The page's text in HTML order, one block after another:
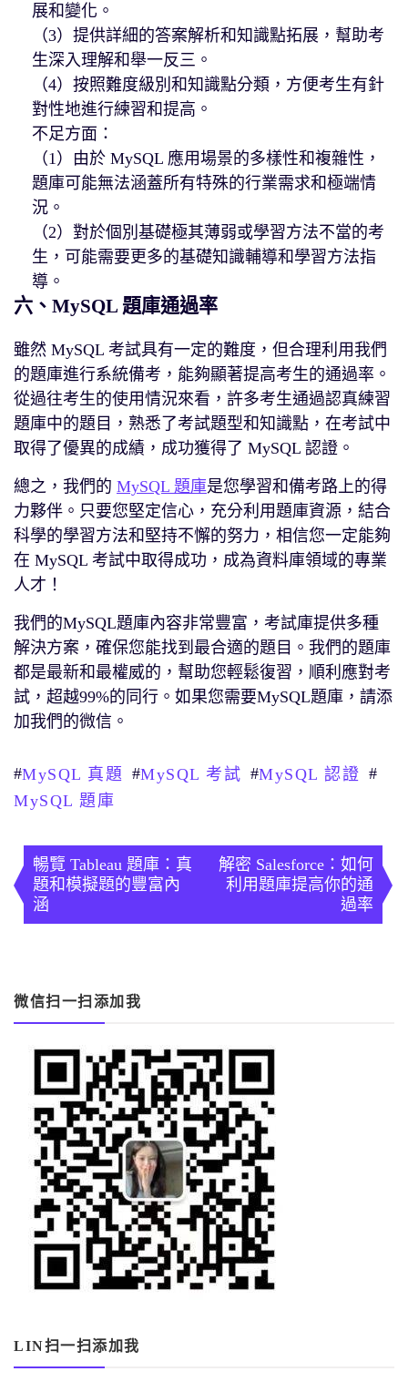
展和變化。
（3）提供詳細的答案解析和知識點拓展，幫助考
生深入理解和舉一反三。
（4）按照難度級別和知識點分類，方便考生有針
對性地進行練習和提高。
不足方面：
（1）由於 MySQL 應用場景的多樣性和複雜性，
題庫可能無法涵蓋所有特殊的行業需求和極端情
況。
（2）對於個別基礎極其薄弱或學習方法不當的考
生，可能需要更多的基礎知識輔導和學習方法指
導。
六、MySQL 題庫通過率
雖然 MySQL 考試具有一定的難度，但合理利用我們
的題庫進行系統備考，能夠顯著提高考生的通過率。
從過往考生的使用情況來看，許多考生通過認真練習
題庫中的題目，熟悉了考試題型和知識點，在考試中
取得了優異的成績，成功獲得了 MySQL 認證。
總之，我們的 MySQL 題庫是您學習和備考路上的得
力夥伴。只要您堅定信心，充分利用題庫資源，結合
科學的學習方法和堅持不懈的努力，相信您一定能夠
在 MySQL 考試中取得成功，成為資料庫領域的專業
人才！
我們的MySQL題庫內容非常豐富，考試庫提供多種
解決方案，確保您能找到最合適的題目。我們的題庫
都是最新和最權威的，幫助您輕鬆復習，順利應對考
試，超越99%的同行。如果您需要MySQL題庫，請添
加我們的微信。
#MySQL 真題 #MySQL 考試 #MySQL 認證 #
MySQL 題庫
章
導
覽
暢覽 Tableau 題庫：真
題和模擬題的豐富內
涵
解密 Salesforce：如何
利用題庫提高你的通
過率
微信扫一扫添加我
LIN扫一扫添加我